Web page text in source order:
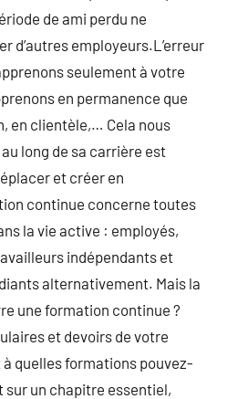
de ami perdu ne
d’autres employeurs.L’erreur
seulement à votre
en permanence que
en clientèle,… Cela nous
long de sa carrière est
et créer en
continue concerne toutes
la vie active : employés,
indépendants et
alternativement. Mais la
une formation continue ?
et devoirs de votre
quelles formations pouvez-
sur un chapitre essentiel,